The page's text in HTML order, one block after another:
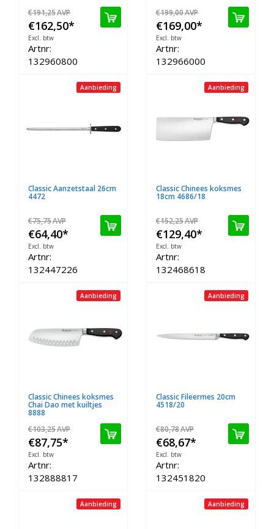
€191,25AVP
€162,50*
Excl. btw
Artnr:
132960800
€199,00AVP
€169,00*
Excl. btw
Artnr:
132966000
Aanbieding
Classic Aanzetstaal 26cm
4472
€75,75AVP
€64,40*
Excl. btw
Artnr:
132447226
Aanbieding
Classic Chinees koksmes
18cm 4686/18
€152,25AVP
€129,40*
Excl. btw
Artnr:
132468618
Aanbieding
Classic Chinees koksmes
Chai Dao met kuiltjes
8888
€103,25AVP
€87,75*
Excl. btw
Artnr:
132888817
Aanbieding
Classic Fileermes 20cm
4518/20
€80,78AVP
€68,67*
Excl. btw
Artnr:
132451820
Aanbieding Aanbieding